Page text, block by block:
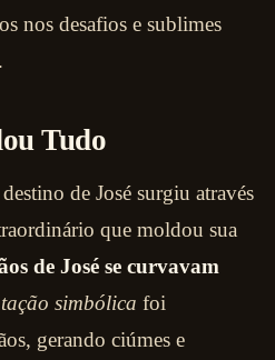
nos desafios e sublimes
Tudo
de José surgiu através
que moldou sua
de José se curvavam
simbólica foi
gerando ciúmes e